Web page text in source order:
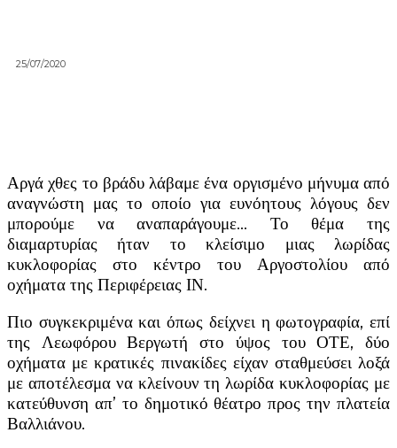
25/07/2020
Αργά χθες το βράδυ λάβαμε ένα οργισμένο μήνυμα από
αναγνώστη μας το οποίο για ευνόητους λόγους δεν
μπορούμε να αναπαράγουμε… Το θέμα της
διαμαρτυρίας ήταν το κλείσιμο μιας λωρίδας
κυκλοφορίας στο κέντρο του Αργοστολίου από
οχήματα της Περιφέρειας ΙΝ.
Πιο συγκεκριμένα και όπως δείχνει η φωτογραφία, επί
της Λεωφόρου Βεργωτή στο ύψος του ΟΤΕ, δύο
οχήματα με κρατικές πινακίδες είχαν σταθμεύσει λοξά
με αποτέλεσμα να κλείνουν τη λωρίδα κυκλοφορίας με
κατεύθυνση απ’ το δημοτικό θέατρο προς την πλατεία
Βαλλιάνου.